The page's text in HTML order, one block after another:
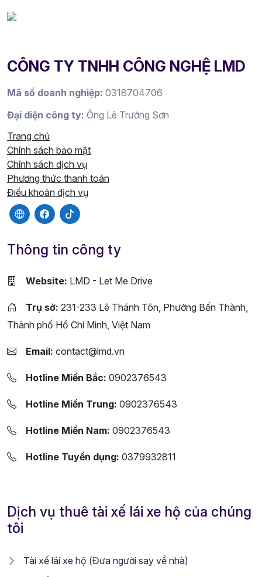
CÔNG TY TNHH CÔNG NGHỆ LMD
Mã số doanh nghiệp: 0318704706
Đại diện công ty: Ông Lê Trường Sơn
Trang chủ
Chính sách bảo mật
Chính sách dịch vụ
Phương thức thanh toán
Điều khoản dịch vụ
Thông tin công ty
Website: LMD - Let Me Drive
Trụ sở: 231-233 Lê Thánh Tôn, Phường Bến Thành,
Thành phố Hồ Chí Minh, Việt Nam
Email: contact@lmd.vn
Hotline Miền Bắc: 0902376543
Hotline Miền Trung: 0902376543
Hotline Miền Nam: 0902376543
Hotline Tuyển dụng: 0379932811
Dịch vụ thuê tài xế lái xe hộ của chúng
tôi
Tài xế lái xe hộ (Đưa người say về nhà)